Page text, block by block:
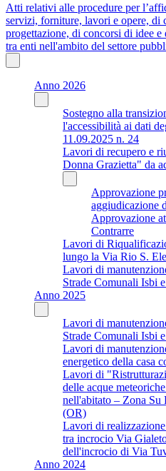
Atti relativi alle procedure per
servizi, forniture, lavori e opere, di
progettazione, di concorsi di idee
tra enti nell'ambito del settore
Anno 2026
Sostegno alla
l'accessibilità ai dati
11.09.2025 n. 24
Lavori di recupero e
Donna Grazietta" da
Approvazione
aggiudicazione
Approvazione
Contrarre
Lavori di
lungo la Via Rio S.
Lavori di
Strade Comunali Isbi
Anno 2025
Lavori di
Strade Comunali Isbi
Lavori di
energetico della casa
Lavori di
delle acque
nell'abitato – Zona
(OR)
Lavori di
tra incrocio Via
dell'incrocio di Via
Anno 2024